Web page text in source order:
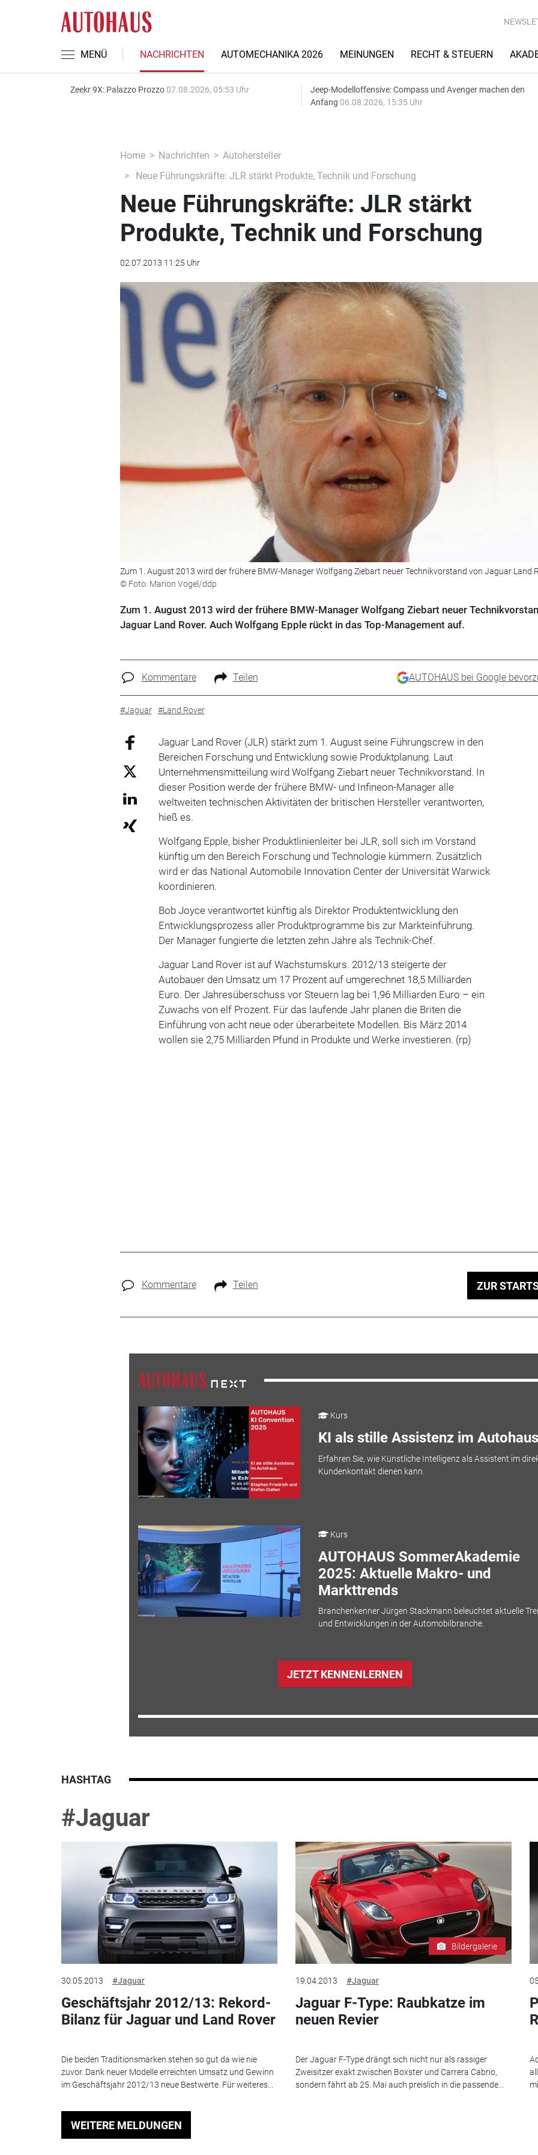
MENÜ NACHRICHTEN AUTOMECHANIKA 2026 MEINUNGEN RECHT & STEUERN
Zeekr 9X: Palazzo Prozzo 07.08.2026, 05:53 Uhr
Jeep-Modelloffensive: Compass und Avenger machen den
Anfang 06.08.2026, 15:35 Uhr
Home Nachrichten
Autohersteller
Neue Führungskräfte: JLR stärkt Produkte, Technik und Forschung
Neue Führungskräfte: JLR stärkt
Produkte, Technik und Forschung
02.07.2013 11:25 Uhr
Zum 1. August 2013 wird der frühere BMW-Manager Wolfgang Ziebart neuer Technikvorstand von Jaguar Land
© Foto: Marion Vogel/ddp
Zum 1. August 2013 wird der frühere BMW-Manager Wolfgang Ziebart neuer
Jaguar Land Rover. Auch Wolfgang Epple rückt in das Top-Management auf.
Kommentare Teilen AUTOHAUS bei Google
#Jaguar #Land Rover
Jaguar Land Rover (JLR) stärkt zum 1. August seine Führungscrew in den
Bereichen Forschung und Entwicklung sowie Produktplanung. Laut
Unternehmensmitteilung wird Wolfgang Ziebart neuer Technikvorstand. In
dieser Position werde der frühere BMW- und Infineon-Manager alle
weltweiten technischen Aktivitäten der britischen Hersteller verantworten,
hieß es.
Wolfgang Epple, bisher Produktlinienleiter bei JLR, soll sich im Vorstand
künftig um den Bereich Forschung und Technologie kümmern. Zusätzlich
wird er das National Automobile Innovation Center der Universität Warwick
koordinieren.
Bob Joyce verantwortet künftig als Direktor Produktentwicklung den
Entwicklungsprozess aller Produktprogramme bis zur Markteinführung.
Der Manager fungierte die letzten zehn Jahre als Technik-Chef.
Jaguar Land Rover ist auf Wachstumskurs. 2012/13 steigerte der
Autobauer den Umsatz um 17 Prozent auf umgerechnet 18,5 Milliarden
Euro. Der Jahresüberschuss vor Steuern lag bei 1,96 Milliarden Euro – ein
Zuwachs von elf Prozent. Für das laufende Jahr planen die Briten die
Einführung von acht neue oder überarbeitete Modellen. Bis März 2014
wollen sie 2,75 Milliarden Pfund in Produkte und Werke investieren. (rp)
Kommentare Teilen ZUR
Kurs
KI als stille Assistenz im Autohaus
Erfahren Sie, wie Künstliche Intelligenz als Assistent im
Kundenkontakt dienen kann.
Kurs
AUTOHAUS SommerAkademie
2025: Aktuelle Makro- und
Markttrends
Branchenkenner Jürgen Stackmann beleuchtet aktuelle
und Entwicklungen in der Automobilbranche.
JETZT KENNENLERNEN
HASHTAG
#Jaguar
30.05.2013 #Jaguar
Geschäftsjahr 2012/13: Rekord-
Bilanz für Jaguar und Land Rover
Die beiden Traditionsmarken stehen so gut da wie nie
zuvor. Dank neuer Modelle erreichten Umsatz und Gewinn
im Geschäftsjahr 2012/13 neue Bestwerte. Für weiteres...
Bildergalerie
19.04.2013 #Jaguar
Jaguar F-Type: Raubkatze im
neuen Revier
Der Jaguar F-Type drängt sich nicht nur als rassiger
Zweisitzer exakt zwischen Boxster und Carrera Cabrio,
sondern fährt ab 25. Mai auch preislich in die passende...
WEITERE MELDUNGEN